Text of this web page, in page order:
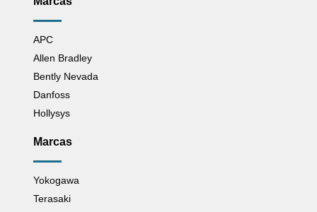
APC
Allen Bradley
Bently Nevada
Danfoss
Hollysys
Marcas
Yokogawa
Terasaki